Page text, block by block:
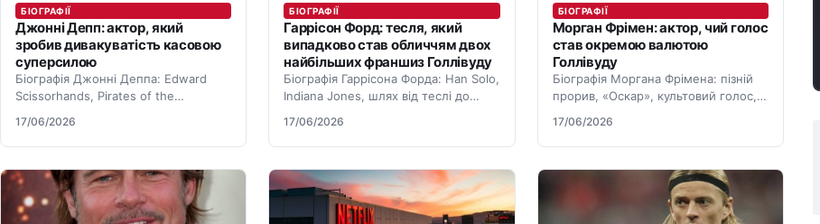
БІОГРАФІЇ
Джонні Депп: актор, який
зробив дивакуватість касовою
суперсилою
Біографія Джонні Деппа: Edward
Scissorhands, Pirates of the
повернення в кіно.
17/06/2026
БІОГРАФІЇ
Гаррісон Форд: тесля, який
випадково став обличчям двох
найбільших франшиз Голлівуду
Біографія Гаррісона Форда: Han Solo,
Indiana Jones, шлях від теслі до
спадщина.
17/06/2026
БІОГРАФІЇ
Морган Фрімен: актор, чий голос
став окремою валютою
Голлівуду
Біографія Моргана Фрімена: пізній
прорив, «Оскар», культовий голос,
десятиліть у кіно.
17/06/2026